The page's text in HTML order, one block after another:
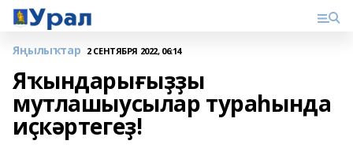
Яңылыҡтар 2 СЕНТЯБРЯ 2022, 06:14
Яҡындарығыҙҙы
мутлашыусылар тураһында
иҫкәртегеҙ!